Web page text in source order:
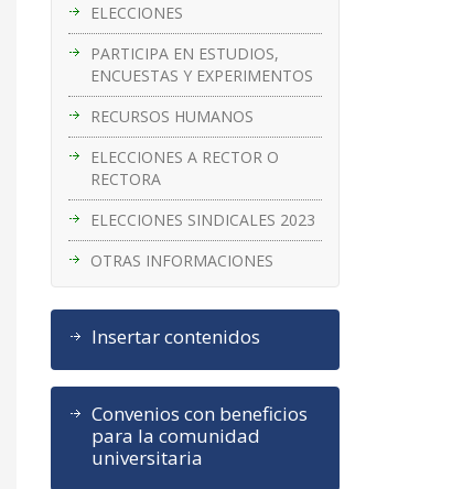
ELECCIONES
PARTICIPA EN ESTUDIOS,
ENCUESTAS Y EXPERIMENTOS
RECURSOS HUMANOS
ELECCIONES A RECTOR O
RECTORA
ELECCIONES SINDICALES 2023
OTRAS INFORMACIONES
Insertar contenidos
Convenios con beneficios
para la comunidad
universitaria